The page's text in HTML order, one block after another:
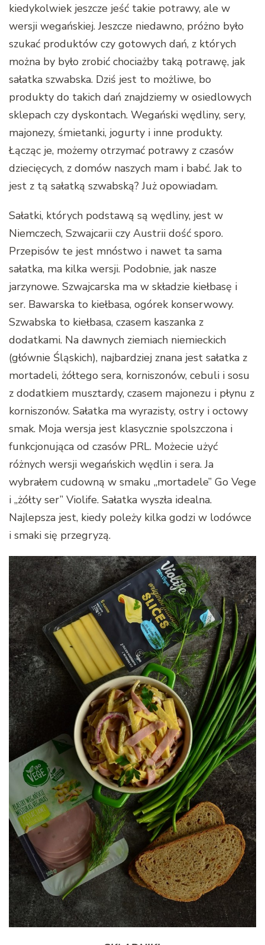
kiedykolwiek jeszcze jeść takie potrawy, ale w
wersji wegańskiej. Jeszcze niedawno, próżno było
szukać produktów czy gotowych dań, z których
można by było zrobić chociażby taką potrawę, jak
sałatka szwabska. Dziś jest to możliwe, bo
produkty do takich dań znajdziemy w osiedlowych
sklepach czy dyskontach. Wegański wędliny, sery,
majonezy, śmietanki, jogurty i inne produkty.
Łącząc je, możemy otrzymać potrawy z czasów
dziecięcych, z domów naszych mam i babć. Jak to
jest z tą sałatką szwabską? Już opowiadam.
Sałatki, których podstawą są wędliny, jest w
Niemczech, Szwajcarii czy Austrii dość sporo.
Przepisów te jest mnóstwo i nawet ta sama
sałatka, ma kilka wersji. Podobnie, jak nasze
jarzynowe. Szwajcarska ma w składzie kiełbasę i
ser. Bawarska to kiełbasa, ogórek konserwowy.
Szwabska to kiełbasa, czasem kaszanka z
dodatkami. Na dawnych ziemiach niemieckich
(głównie Śląskich), najbardziej znana jest sałatka z
mortadeli, żółtego sera, korniszonów, cebuli i sosu
z dodatkiem musztardy, czasem majonezu i płynu z
korniszonów. Sałatka ma wyrazisty, ostry i octowy
smak. Moja wersja jest klasycznie spolszczona i
funkcjonująca od czasów PRL. Możecie użyć
różnych wersji wegańskich wędlin i sera. Ja
wybrałem cudowną w smaku „mortadele” Go Vege
i „żółty ser” Violife. Sałatka wyszła idealna.
Najlepsza jest, kiedy poleży kilka godzi w lodówce
i smaki się przegryzą.